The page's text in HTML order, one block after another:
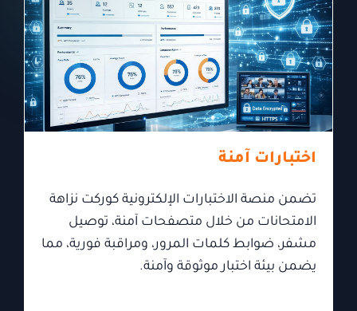
اختبارات آمنة
تضمن منصة الاختبارات الإلكترونية كوركت نزاهة
الامتحانات من خلال متصفحات آمنة، توصيل
مشفر، ضوابط كلمات المرور، ومراقبة فورية، مما
يضمن بيئة اختبار موثوقة وآمنة.